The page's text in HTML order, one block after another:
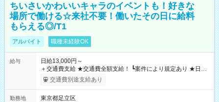
ちいさいかわいいキャラのイベントも！好きな
場所で働ける☆来社不要！働いたその日に給料
もらえる◎/T1
アルバイト 職種未経験OK
給与
日給13,000円～
＋交通費支給 ★交通費全額支給！ ┗案件により規定あり ★日払
いOK！（規定あり） ┗働いたその日に現金GET♪ お仕事後はコ
ンビニATMから 日払い分を引き落とせます！ 【試用期間】試
交通費別途支給あり
勤務地
東京都足立区